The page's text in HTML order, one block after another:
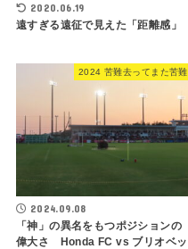
2020.06.19
遠すぎる遠征で見えた「距離感」
2024 苦難去ってまた苦難
2024.09.08
「神」の異名をもつポジションの
偉大さ Honda FC vs ブリオベッ